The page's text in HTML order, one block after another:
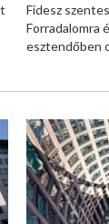
Fidesz
Forradalomra
esztendőben